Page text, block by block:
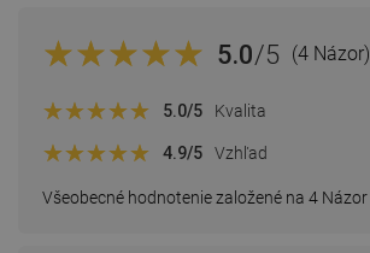
5.0/5 (4 Názor)
Všeobecné hodnotenie založené na 4 Názor
5.0/5 Kvalita
4.9/5 Vzhľad